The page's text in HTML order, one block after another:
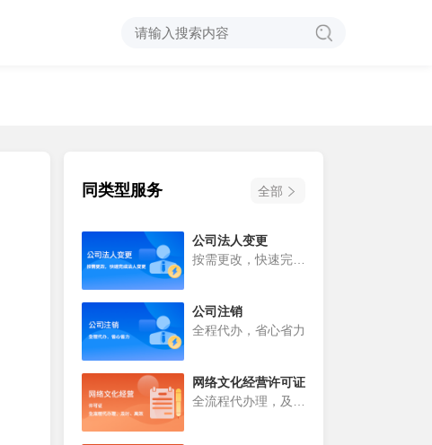
同类型服务 全部
公司法人变更
按需更改，快速完成
公司注销
全程代办，省心省力
网络文化经营许可证
全流程代办理，及